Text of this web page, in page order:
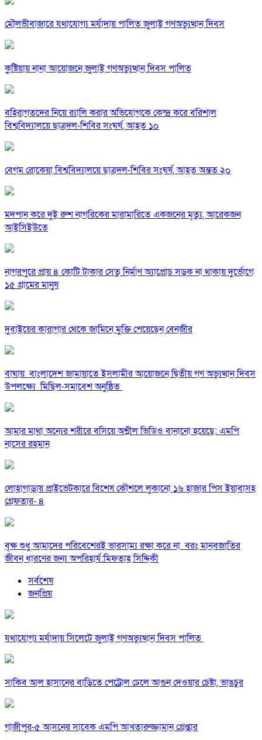
মৌলভীবাজারে যথাযোগ্য মর্যাদায় পালিত জুলাই গণঅভ্যুত্থান দিবস
কুষ্টিয়ায় নানা আয়োজনে জুলাই গণঅভ্যুত্থান দিবস পালিত
বহিরাগতদের নিয়ে র‍্যালি করার অভিযোগকে কেন্দ্র করে বরিশাল
বিশ্ববিদ্যালয়ে ছাত্রদল-শিবির সংঘর্ষ, আহত ১০
বেগম রোকেয়া বিশ্ববিদ্যালয়ে ছাত্রদল-শিবির সংঘর্ষ, আহত অন্তত ২০
মদপান করে দুই রুশ নাগরিকের মারামারিতে একজনের মৃত্যু, আরেকজন
আইসিইউতে
নাগরপুরে প্রায় ৪ কোটি টাকার সেতু নির্মাণ অ্যাপ্রোচ সড়ক না থাকায় দুর্ভোগে
১৫ গ্রামের মানুষ
দুবাইয়ের কারাগার থেকে জামিনে মুক্তি পেয়েছেন বেনজীর
বাঘায় বাংলাদেশ জামায়াতে ইসলামীর আয়োজনে দ্বিতীয় গণ অভ্যুত্থান দিবস
উপলক্ষ্যে মিছিল-সমাবেশ অনুষ্ঠিত
আমার মাথা অন্যের শরীরে বসিয়ে অশ্লীল ভিডিও বানানো হয়েছে: এমপি
নাসের রহমান
লোহাগাড়ায় প্রাইভেটকারে বিশেষ কৌশলে লুকানো ১৬ হাজার পিস ইয়াবাসহ
গ্রেফতার- ৪
বৃক্ষ শুধু আমাদের পরিবেশেরই ভারসাম্য রক্ষা করে না বরং মানবজাতির
জীবন ধারণের জন্য অপরিহার্য:মিফতাহ সিদ্দিকী
সর্বশেষ
জনপ্রিয়
যথাযোগ্য মর্যাদায় সিলেটে জুলাই গণঅভ্যুত্থান দিবস পালিত
সাকিব আল হাসানের বাড়িতে পেট্রোল ঢেলে আগুন দেওয়ার চেষ্টা, ভাঙচুর
গাজীপুর-৫ আসনের সাবেক এমপি আখতারুজ্জামান গ্রেপ্তার